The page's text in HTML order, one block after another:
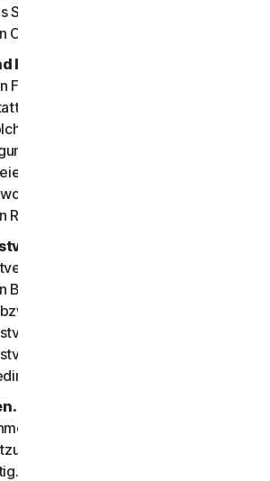
Servicezeitraums Zugriff auf die
Content-Updates.
Inhalte von Drittanbietern.
Funktionen von Dritten enthalten
auf Inhalte von Websites Dritter
Funktionen oder Inhalte können
und Datenschutzrichtlinien
unterliegen. Sie übernehmen die
und alle Risiken, die sich aus
Ressourcen Dritter ergeben.
anbieten, werden die
Bedingungen beim Anmelden, im
in der Beschreibung der
angegeben. Ihre Nutzung der
setzt voraus, dass Sie diese
einhalten.
zu denen Sie Feedback geben
der Betafunktionen ist eventuell
Sie verstehen und stimmen zu,